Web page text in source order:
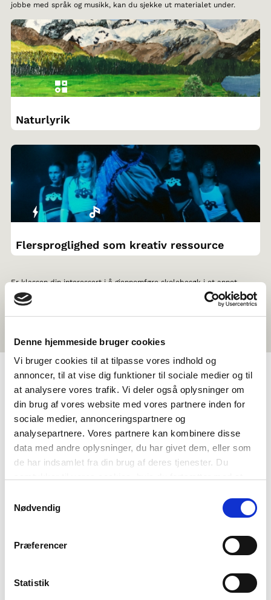
Denne hjemmeside bruger cookies
Vi bruger cookies til at tilpasse vores indhold og
annoncer, til at vise dig funktioner til sociale medier og til
at analysere vores trafik. Vi deler også oplysninger om
din brug af vores website med vores partnere inden for
sociale medier, annonceringspartnere og
analysepartnere. Vores partnere kan kombinere disse
data med andre oplysninger, du har givet dem, eller som
de har indsamlet fra din brug af deres tjenester. Du
Nødvendig
Præferencer
Statistik
OM NORDEN I SKOLEN
Kontakt
Ofte stillede spørgsmål
Vores andre projekter
Det officielle nordiske samarbejde
Praktikophold hos os
jobbe med språk og musikk, kan du sjekke ut materialet under.
Naturlyrik
Flersproglighed som kreativ ressource
Er klassen din interessert i å gjennomføre skolebesøk i et annet
nordisk land? Gjennom Norden i skolen, kan dere
søke venneklasse
og lese mer om